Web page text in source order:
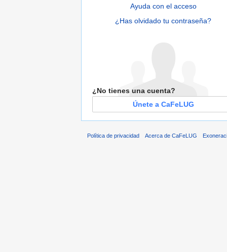
Ayuda con el acceso
¿Has olvidado tu contraseña?
¿No tienes una cuenta?
Únete a CaFeLUG
Política de privacidad Acerca de CaFeLUG